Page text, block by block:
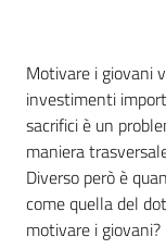
Motivare i giovani
investimenti
sacrifici è un
maniera
Diverso però è
come quella del
motivare i giovani?